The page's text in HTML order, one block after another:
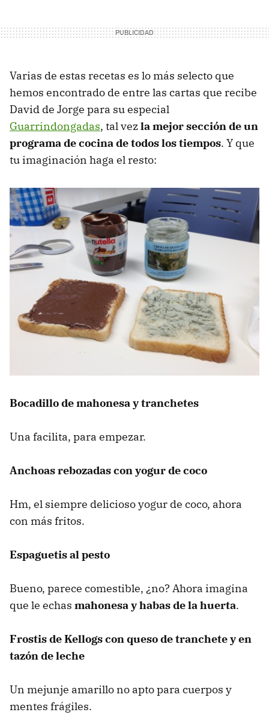
Varias de estas recetas es lo más selecto que
hemos encontrado de entre las cartas que recibe
David de Jorge para su especial
Guarrindongadas, tal vezla mejor sección de un
programa de cocina de todos los tiempos. Y que
tu imaginación haga el resto:
Bocadillo de mahonesa y tranchetes
Una facilita, para empezar.
Anchoas rebozadas con yogur de coco
Hm, el siempre delicioso yogur de coco, ahora
con más fritos.
Espaguetis al pesto
Bueno, parece comestible, ¿no? Ahora imagina
que le echas mahonesa y habas de la huerta.
Frostis de Kellogs con queso de tranchete y en
tazón de leche
Un mejunje amarillo no apto para cuerpos y
mentes frágiles.